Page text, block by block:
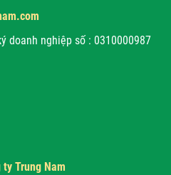
doanh nghiệp số : 0310000987
Trung Nam